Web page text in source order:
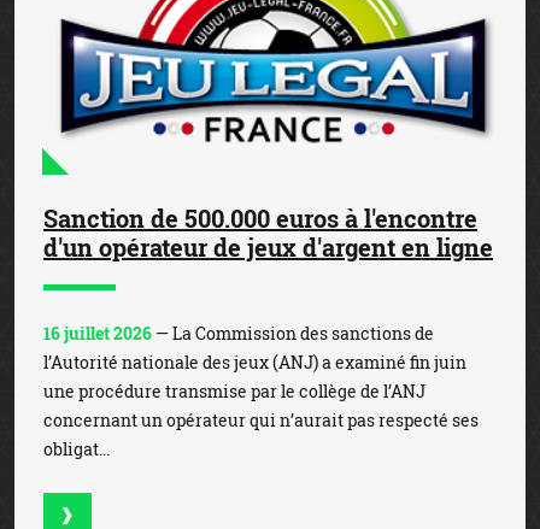
Sanction de 500.000 euros à l'encontre
d'un opérateur de jeux d'argent en ligne
16 juillet 2026 — La Commission des sanctions de
l’Autorité nationale des jeux (ANJ) a examiné fin juin
une procédure transmise par le collège de l’ANJ
concernant un opérateur qui n’aurait pas respecté ses
obligat...